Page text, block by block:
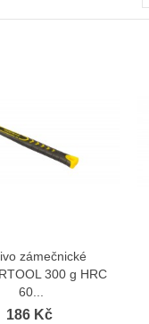
Zobrazit více
zámečnické
300 g HRC
60...
186 Kč